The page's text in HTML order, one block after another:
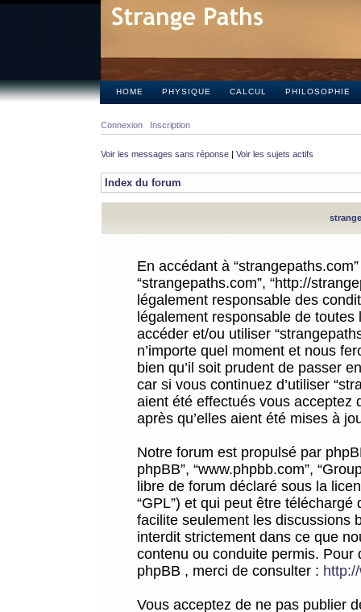
HOME PHYSIQUE CALCUL PHILOSOPHIE
Connexion Inscription
Voir les messages sans réponse | Voir les sujets actifs
Index du forum
En accédant à
“strangepaths.com”, “http://
légalement responsable des
légalement responsable de
accéder et/ou utiliser
n’importe quel moment et nous
bien qu’il soit prudent de passer
car si vous continuez d’utiliser
aient été effectués vous acceptez
après qu’elles aient été mises à
Notre forum est propulsé par
phpBB”, “www.phpbb.com”,
libre de forum déclaré sous la
“GPL”) et qui peut être téléchargé
facilite seulement les discussions
interdit strictement dans ce que
contenu ou conduite permis.
phpBB , merci de consulter :
Vous acceptez de ne pas publier